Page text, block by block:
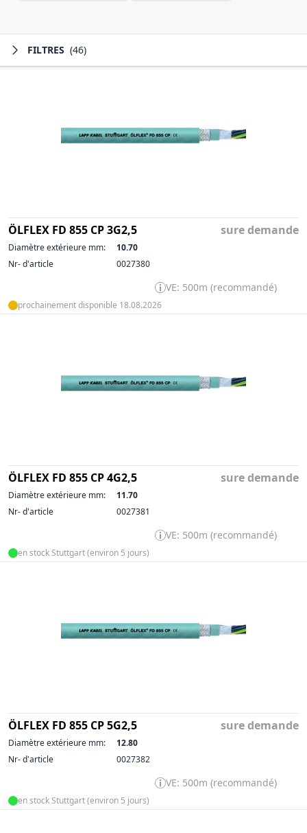
FILTRES (46)
ÖLFLEX FD 855 CP 3G2,5 sure demande
Diamètre extérieure mm:
10.70
Nr- d'article
0027380
VE: 500m (recommandé)
prochainement disponible 18.08.2026
ÖLFLEX FD 855 CP 4G2,5 sure demande
Diamètre extérieure mm:
11.70
Nr- d'article
0027381
VE: 500m (recommandé)
en stock Stuttgart (environ 5 jours)
ÖLFLEX FD 855 CP 5G2,5 sure demande
Diamètre extérieure mm:
12.80
Nr- d'article
0027382
VE: 500m (recommandé)
en stock Stuttgart (environ 5 jours)